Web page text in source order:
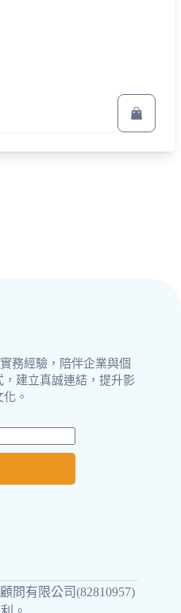
取消
務經驗，陪伴企業與個
建立真誠連結，提升影
。
問有限公司(82810957)